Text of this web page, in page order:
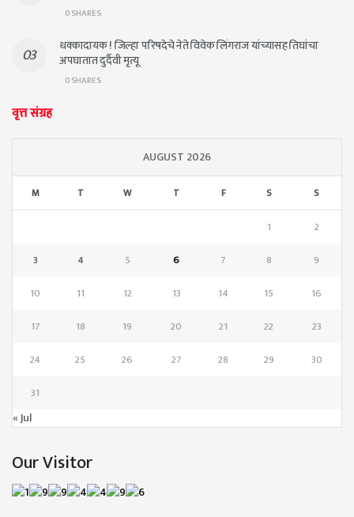
0 SHARES
धक्कादायक ! जिल्हा परिषदेचे नेते विवेक लिंगराज यांच्यासह तिघांचा
अपघातात दुर्दैवी मृत्यू
0 SHARES
वृत्त संग्रह
AUGUST 2026
M T W T F S S
1
2
3
4 5 6 7 8
9
10
11 12 13 14 15
16
17
18 19 20 21 22
23
24
25 26 27 28 29
30
31
« Jul
Our Visitor